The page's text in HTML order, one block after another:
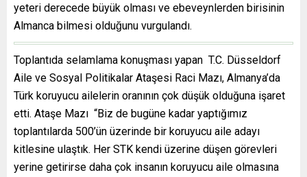
yeteri derecede büyük olması ve ebeveynlerden birisinin
Almanca bilmesi olduğunu vurgulandı.
Toplantıda selamlama konuşması yapan T.C. Düsseldorf
Aile ve Sosyal Politikalar Ataşesi Raci Mazı, Almanya’da
Türk koruyucu ailelerin oranının çok düşük olduğuna işaret
etti. Ataşe Mazı “Biz de bugüne kadar yaptığımız
toplantılarda 500’ün üzerinde bir koruyucu aile adayı
kitlesine ulaştık. Her STK kendi üzerine düşen görevleri
yerine getirirse daha çok insanın koruyucu aile olmasına